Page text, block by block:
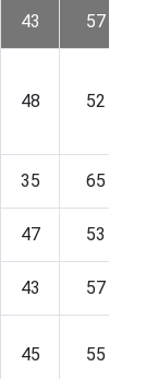
43 57
48 52
35 65
47 53
43 57
45 55